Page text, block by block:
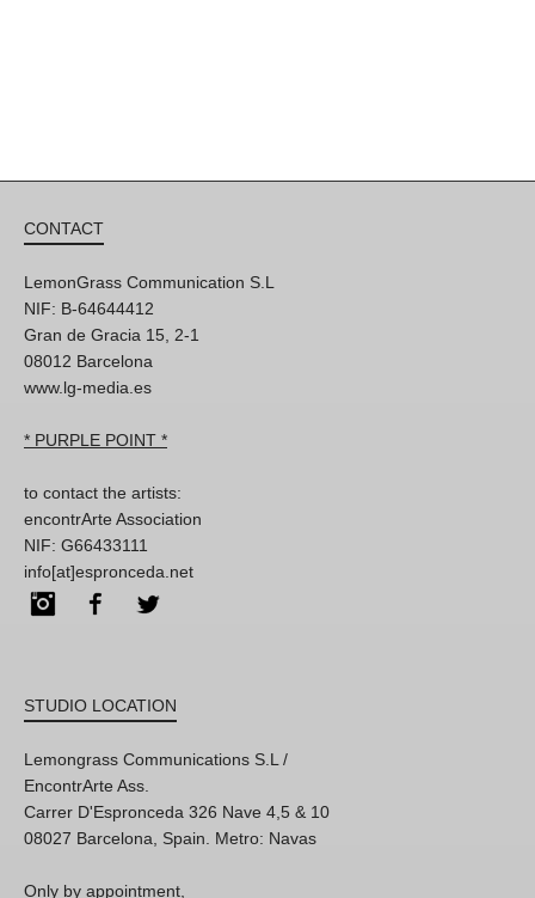
CONTACT
LemonGrass Communication S.L
NIF: B-64644412
Gran de Gracia 15, 2-1
08012 Barcelona
www.lg-media.es
* PURPLE POINT *
to contact the artists:
encontrArte Association
NIF: G66433111
info[at]espronceda.net
InstagramFacebook
STUDIO LOCATION
Lemongrass Communications S.L /
EncontrArte Ass.
Carrer D'Espronceda 326 Nave 4,5 & 10
08027 Barcelona, Spain. Metro: Navas
Only by appointment,